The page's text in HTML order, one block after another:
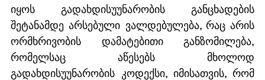
იყოს გადახდისუუნარობის განცხადების
შეტანამდე არსებული ვალდებულება, რაც არის
ორმხრივობის დამატებითი განზომილება,
რომელსაც აწესებს მხოლოდ
გადახდისუუნარობის კოდექსი, იმისათვის, რომ